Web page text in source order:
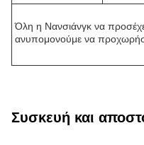
Όλη η Νανσιάνγκ να
ανυπομονούμε να
Συσκευή και